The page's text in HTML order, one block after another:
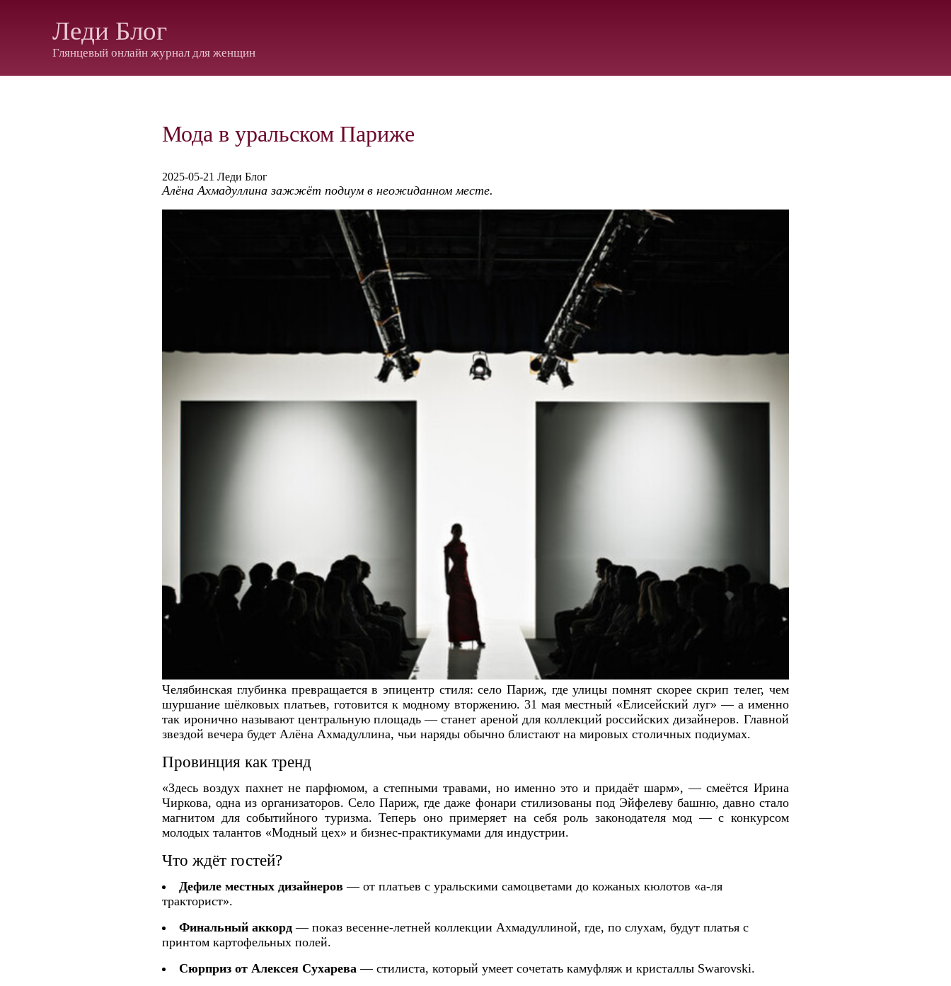
Леди Блог
Глянцевый онлайн журнал для женщин
Мода в уральском Париже
2025-05-21 Леди Блог
Алёна Ахмадуллина зажжёт подиум в неожиданном месте.
Челябинская глубинка превращается в эпицентр стиля: село Париж, где улицы помнят скорее скрип телег, чем
шуршание шёлковых платьев, готовится к модному вторжению. 31 мая местный «Елисейский луг» — а именно
так иронично называют центральную площадь — станет ареной для коллекций российских дизайнеров. Главной
звездой вечера будет Алёна Ахмадуллина, чьи наряды обычно блистают на мировых столичных подиумах.
Провинция как тренд
«Здесь воздух пахнет не парфюмом, а степными травами, но именно это и придаёт шарм», — смеётся Ирина
Чиркова, одна из организаторов. Село Париж, где даже фонари стилизованы под Эйфелеву башню, давно стало
магнитом для событийного туризма. Теперь оно примеряет на себя роль законодателя мод — с конкурсом
молодых талантов «Модный цех» и бизнес-практикумами для индустрии.
Что ждёт гостей?
Дефиле местных дизайнеров — от платьев с уральскими самоцветами до кожаных кюлотов «а-ля
тракторист».
Финальный аккорд — показ весенне-летней коллекции Ахмадуллиной, где, по слухам, будут платья с
принтом картофельных полей.
Сюрприз от Алексея Сухарева — стилиста, который умеет сочетать камуфляж и кристаллы Swarovski.